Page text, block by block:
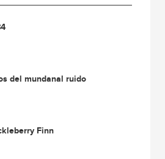
del mundanal ruido
Finn